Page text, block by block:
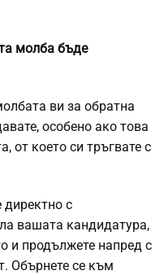
молба бъде
ви за обратна
особено ако това
от което си тръгвате с
директно с
вашата кандидатура,
и продължете напред с
Обърнете се към